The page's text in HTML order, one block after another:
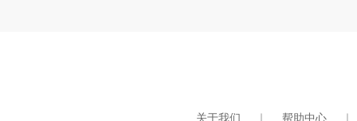
关于我们 ｜ 帮助中心 ｜